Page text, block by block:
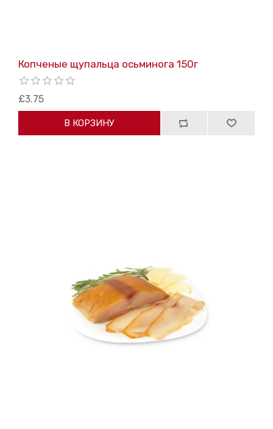
Копченые щупальца осьминога 150г
£3.75
В КОРЗИНУ